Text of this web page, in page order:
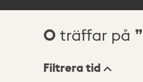
Sökresultat
0 träffar på
Filtrera tid